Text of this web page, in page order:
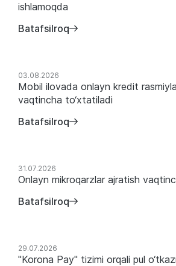
ishlamoqda
Batafsilroq
03.08.2026
Mobil ilovada onlayn kredit
vaqtincha to‘xtatiladi
Batafsilroq
31.07.2026
Onlayn mikroqarzlar ajratish
Batafsilroq
29.07.2026
"Korona Pay" tizimi orqali pul